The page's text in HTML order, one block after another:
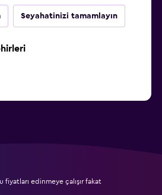
Seyahatinizi tamamlayın
edinmeye çalışır fakat